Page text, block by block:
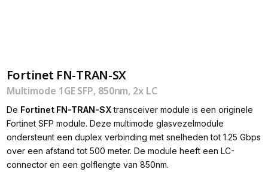
Fortinet FN-TRAN-SX
Multimode 1GE SFP, 850nm, 2x LC
De Fortinet FN-TRAN-SXtransceiver module is een originele
Fortinet SFP module. Deze multimode glasvezelmodule
ondersteunt een duplex verbinding met snelheden tot 1.25 Gbps
over een afstand tot 500 meter. De module heeft een LC-
connector en een golflengte van 850nm.